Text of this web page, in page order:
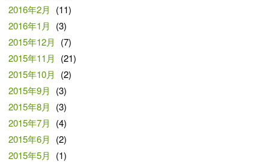
2016年2月
(11)
2016年1月
(3)
2015年12月
(7)
2015年11月
(21)
2015年10月
(2)
2015年9月
(3)
2015年8月
(3)
2015年7月
(4)
2015年6月
(2)
2015年5月
(1)